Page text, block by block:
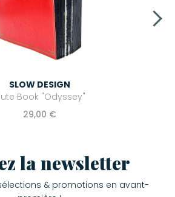
SLOW DESIGN
Book "Odyssey"
29,00 €
la newsletter
& promotions en avant-